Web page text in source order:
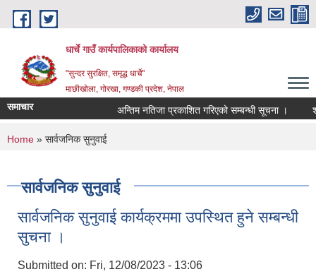
Skip to main content
धार्चे गाउँ कार्यपालिकाको कार्यालय
"सुन्दर सुरक्षित, समृद्ध धार्चे"
माछीखोला, गोरखा, गण्डकी प्रदेश, नेपाल
समाचार अन्तिम नतिजा प्रकाशित गरिएको सम्बन्धी सूचना । शोक
You are here
Home » सार्वजनिक सुनुवाई
सार्वजनिक सुनुवाई
सार्वजनिक सुनुवाई कार्यक्रममा उपस्थित हुने सम्बन्धी
सुचना ।
Submitted on: Fri, 12/08/2023 - 13:06